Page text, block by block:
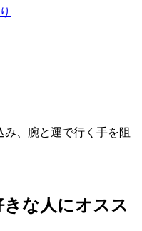
、腕と運で行く手を阻
な人にオスス